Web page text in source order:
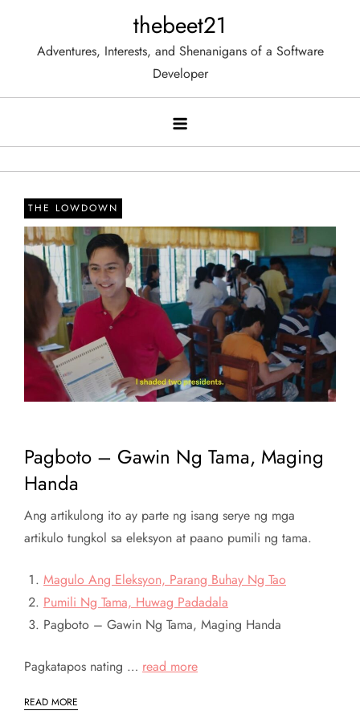
content
thebeet21
Adventures, Interests, and Shenanigans of a Software
Developer
THE LOWDOWN
Pagboto – Gawin Ng Tama, Maging
Handa
Ang artikulong ito ay parte ng isang serye ng mga
artikulo tungkol sa eleksyon at paano pumili ng tama.
Magulo Ang Eleksyon, Parang Buhay Ng Tao
Pumili Ng Tama, Huwag Padadala
Pagboto – Gawin Ng Tama, Maging Handa
Pagkatapos nating … read more
READ MORE